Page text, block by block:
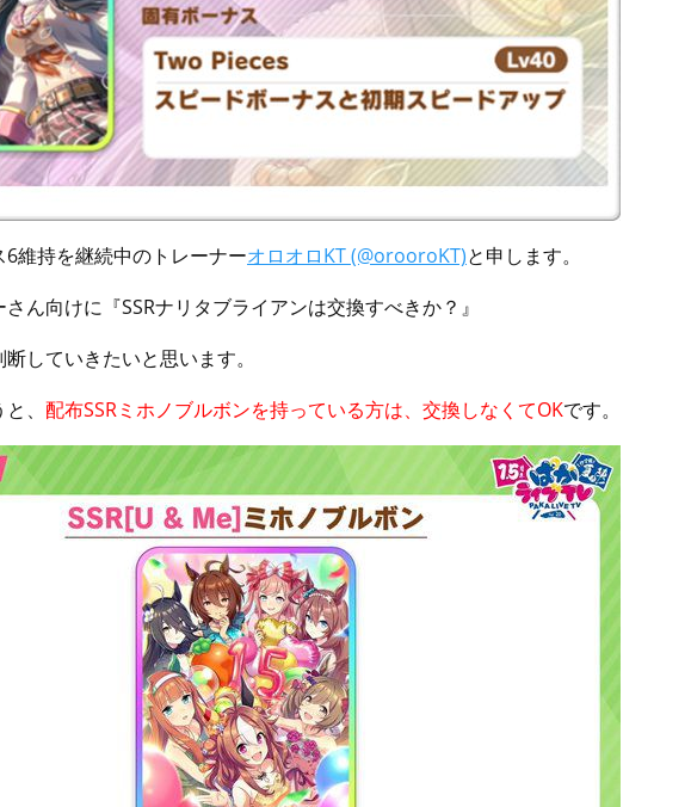
維持を継続中のトレーナーオロオロKT (@orooroKT)と申します。
ん向けに『SSRナリタブライアンは交換すべきか？』
していきたいと思います。
、 配布SSRミホノブルボンを持っている方は、交換しなくてOKです。